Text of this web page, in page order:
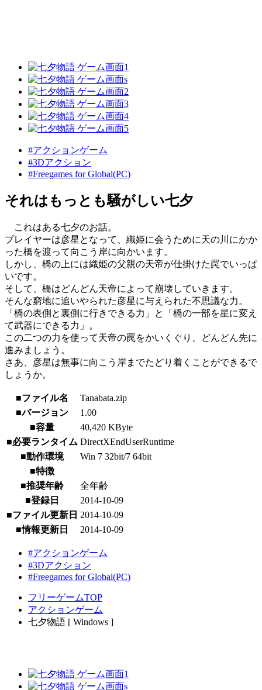
#アクションゲーム
#3Dアクション
#Freegames for Global(PC)
それはもっとも騒がしい七夕
これはある七夕のお話。
プレイヤーは彦星となって、織姫に会うために天の川にかか
った橋を渡って向こう岸に向かいます。
しかし、橋の上には織姫の父親の天帝が仕掛けた罠でいっぱ
いです。
そして、橋はどんどん天帝によって崩壊していきます。
そんな窮地に追いやられた彦星に与えられた不思議な力。
「橋の表側と裏側に行きできる力」と「橋の一部を星に変え
て武器にできる力」。
この二つの力を使って天帝の罠をかいくぐり、どんどん先に
進みましょう。
さあ、彦星は無事に向こう岸までたどり着くことができるで
しょうか。
■ファイル名
Tanabata.zip
■バージョン
1.00
■容量
40,420 KByte
■必要ランタイム DirectXEndUserRuntime
■動作環境
Win 7 32bit/7 64bit
■特徴
■推奨年齢
全年齢
■登録日
2014-10-09
■ファイル更新日 2014-10-09
■情報更新日
2014-10-09
#アクションゲーム
#3Dアクション
#Freegames for Global(PC)
フリーゲームTOP
アクションゲーム
七夕物語 [ Windows ]